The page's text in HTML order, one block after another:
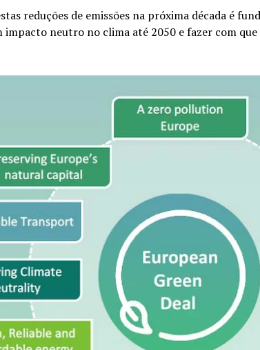
reduções de emissões na próxima década é
neutro no clima até 2050 e fazer com que